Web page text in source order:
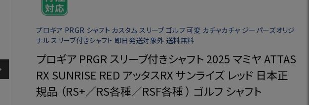
プロギア PRGR シャフト カスタム スリーブ ゴルフ 可変 カチャカチャ ジーパーズオリジ
ナル スリーブ付きシャフト 即日発送対象外 送料無料
プロギア PRGR スリーブ付きシャフト 2025 マミヤ ATTAS
RX SUNRISE RED アッタスRX サンライズ レッド 日本正
規品 （RS+／RS各種／RSF各種 ） ゴルフ シャフト